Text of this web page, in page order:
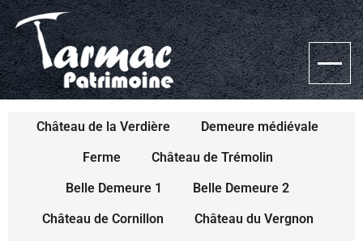
Château de la Verdière
Demeure médiévale
Ferme
Château de Trémolin
Belle Demeure 1
Belle Demeure 2
Château de Cornillon
Château du Vergnon